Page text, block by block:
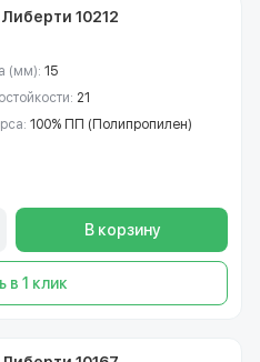
10212
(мм): 15
21
100% ПП (Полипропилен)
В корзину
в 1 клик